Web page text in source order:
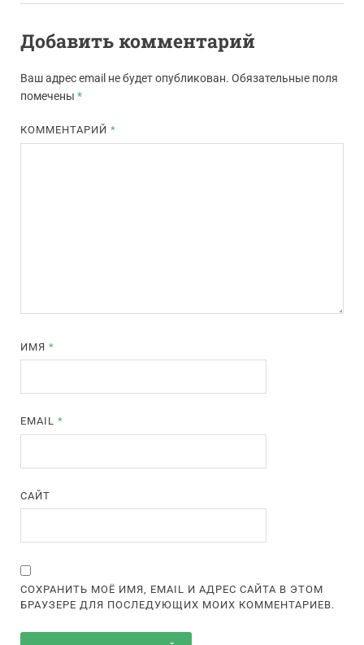
Добавить комментарий
Ваш адрес email не будет опубликован. Обязательные поля
помечены *
КОММЕНТАРИЙ*
ИМЯ*
EMAIL*
САЙТ
СОХРАНИТЬ МОЁ ИМЯ, EMAIL И АДРЕС САЙТА В ЭТОМ
БРАУЗЕРЕ ДЛЯ ПОСЛЕДУЮЩИХ МОИХ КОММЕНТАРИЕВ.